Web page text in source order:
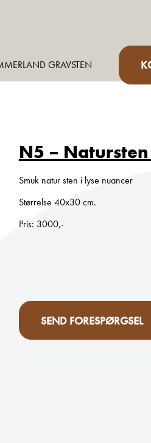
GRAVSTEN
N5 –
Smuk natur sten i lyse nuancer
Størrelse 40x30 cm.
Pris: 3000,-
SEND FORESPØRGSEL